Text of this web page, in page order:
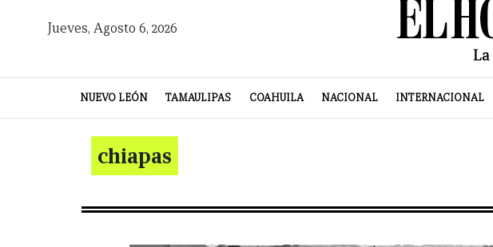
Jueves, Agosto 6, 2026
NUEVO LEÓN TAMAULIPAS COAHUILA NACIONAL INTERNACIONAL
VIDA
chiapas